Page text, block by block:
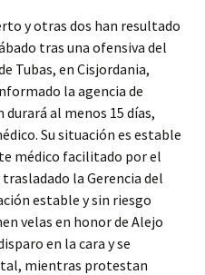
y otras dos han resultado
tras una ofensiva del
Tubas, en Cisjordania,
la agencia de
durará al menos 15 días,
Su situación es estable
médico facilitado por el
la Gerencia del
estable y sin riesgo
velas en honor de Alejo
en la cara y se
mientras protestan